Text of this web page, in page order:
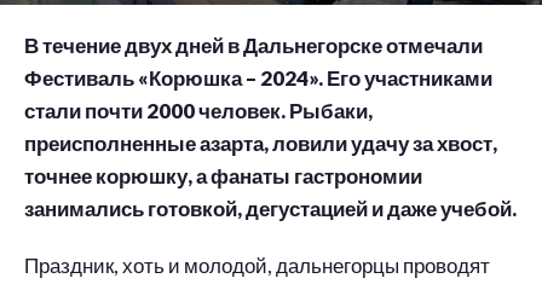
В течение двух дней в Дальнегорске отмечали
Фестиваль «Корюшка – 2024». Его участниками
стали почти 2000 человек. Рыбаки,
преисполненные азарта, ловили удачу за хвост,
точнее корюшку, а фанаты гастрономии
занимались готовкой, дегустацией и даже учебой.
Праздник, хоть и молодой, дальнегорцы проводят